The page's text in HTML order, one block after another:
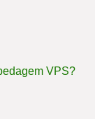
VPS?